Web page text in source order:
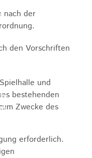
nach der
den Vorschriften
und
bestehenden
Zwecke des
erforderlich.